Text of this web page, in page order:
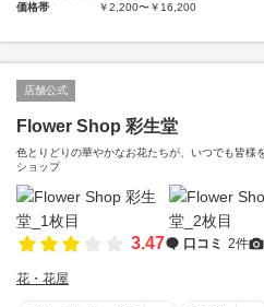
価格帯
￥2,200〜￥16,200
店舗公式
Flower Shop 彩生堂
色とりどりの華やかなお花たちが、いつでも皆様
ショップ
3.47 口コミ 2件
花・花屋